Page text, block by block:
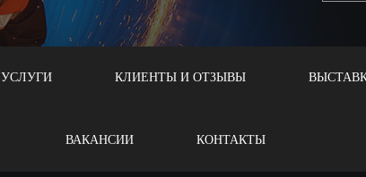
УСЛУГИ КЛИЕНТЫ И ОТЗЫВЫ
ВАКАНСИИ КОНТАКТЫ